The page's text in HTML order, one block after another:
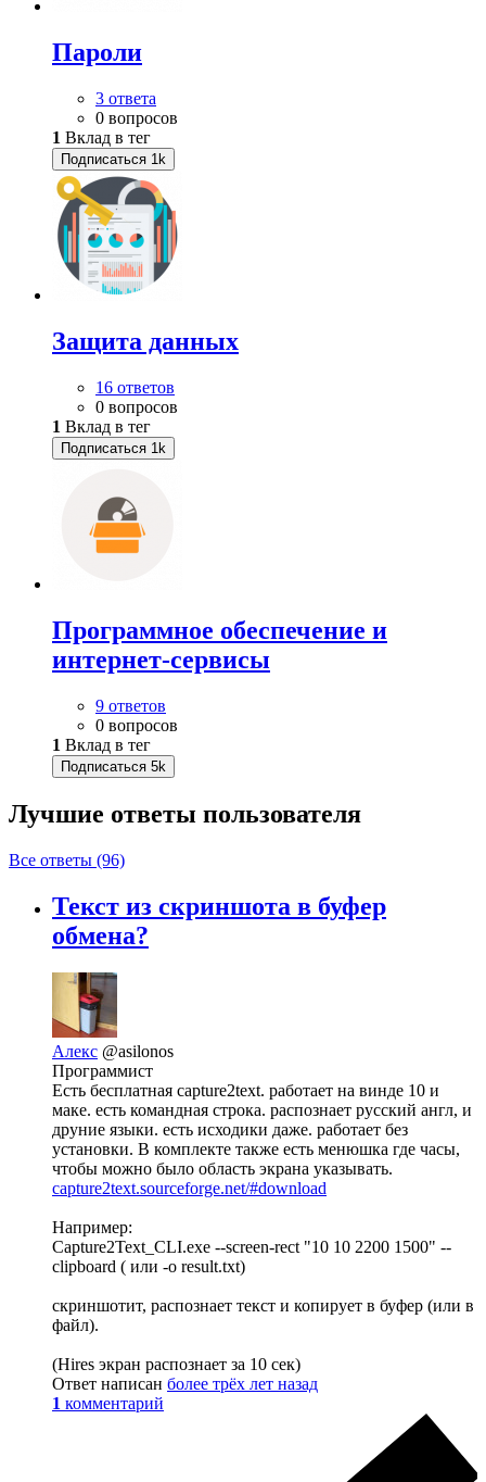
Пароли
3 ответа
0 вопросов
1 Вклад в тег
Подписаться 1k
Защита данных
16 ответов
0 вопросов
1 Вклад в тег
Подписаться 1k
Программное обеспечение и
интернет-сервисы
9 ответов
0 вопросов
1 Вклад в тег
Подписаться 5k
Лучшие ответы пользователя
Все ответы (96)
Текст из скриншота в буфер
обмена?
Алекс @asilonos
Программист
Есть бесплатная capture2text. работает на винде 10 и
маке. есть командная строка. распознает русский англ, и
друние языки. есть исходики даже. работает без
установки. В комплекте также есть менюшка где часы,
чтобы можно было область экрана указывать.
capture2text.sourceforge.net/#download
Например:
Capture2Text_CLI.exe --screen-rect "10 10 2200 1500" --
clipboard ( или -o result.txt)
скриншотит, распознает текст и копирует в буфер (или в
файл).
(Hires экран распознает за 10 сек)
Ответ написан более трёх лет назад
1 комментарий